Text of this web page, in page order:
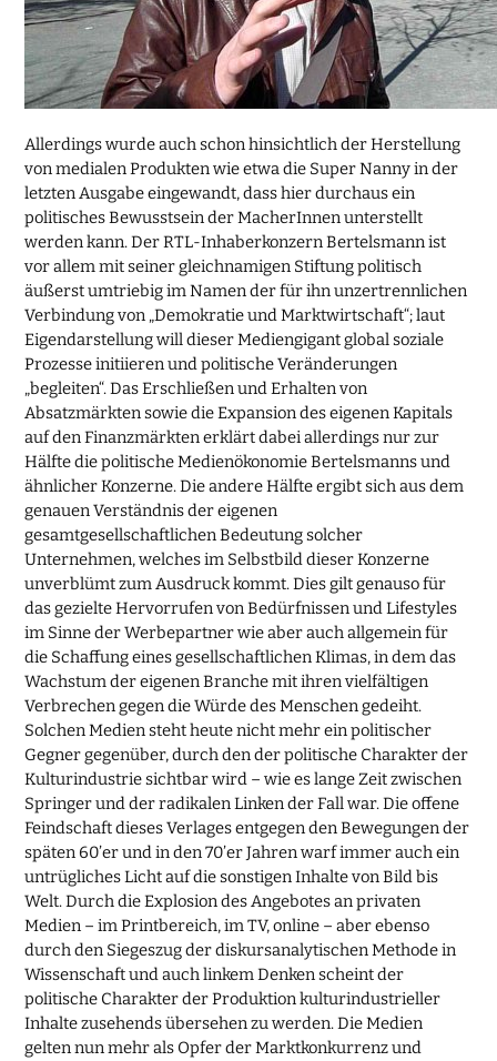
Allerdings wurde auch schon hinsichtlich der Herstellung
von medialen Produkten wie etwa die Super Nanny in der
letzten Ausgabe eingewandt, dass hier durchaus ein
politisches Bewusstsein der MacherInnen unterstellt
werden kann. Der RTL-Inhaberkonzern Bertelsmann ist
vor allem mit seiner gleichnamigen Stiftung politisch
äußerst umtriebig im Namen der für ihn unzertrennlichen
Verbindung von „Demokratie und Marktwirtschaft“; laut
Eigendarstellung will dieser Mediengigant global soziale
Prozesse initiieren und politische Veränderungen
„begleiten“. Das Erschließen und Erhalten von
Absatzmärkten sowie die Expansion des eigenen Kapitals
auf den Finanzmärkten erklärt dabei allerdings nur zur
Hälfte die politische Medienökonomie Bertelsmanns und
ähnlicher Konzerne. Die andere Hälfte ergibt sich aus dem
genauen Verständnis der eigenen
gesamtgesellschaftlichen Bedeutung solcher
Unternehmen, welches im Selbstbild dieser Konzerne
unverblümt zum Ausdruck kommt. Dies gilt genauso für
das gezielte Hervorrufen von Bedürfnissen und Lifestyles
im Sinne der Werbepartner wie aber auch allgemein für
die Schaffung eines gesellschaftlichen Klimas, in dem das
Wachstum der eigenen Branche mit ihren vielfältigen
Verbrechen gegen die Würde des Menschen gedeiht.
Solchen Medien steht heute nicht mehr ein politischer
Gegner gegenüber, durch den der politische Charakter der
Kulturindustrie sichtbar wird – wie es lange Zeit zwischen
Springer und der radikalen Linken der Fall war. Die offene
Feindschaft dieses Verlages entgegen den Bewegungen der
späten 60’er und in den 70’er Jahren warf immer auch ein
untrügliches Licht auf die sonstigen Inhalte von Bild bis
Welt. Durch die Explosion des Angebotes an privaten
Medien – im Printbereich, im TV, online – aber ebenso
durch den Siegeszug der diskursanalytischen Methode in
Wissenschaft und auch linkem Denken scheint der
politische Charakter der Produktion kulturindustrieller
Inhalte zusehends übersehen zu werden. Die Medien
gelten nun mehr als Opfer der Marktkonkurrenz und